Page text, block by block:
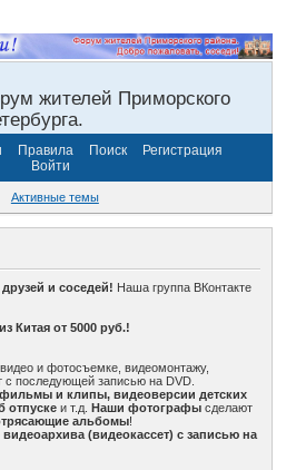
жителей Приморского
Правила Поиск
Регистрация
Войти
Активные темы
и соседей! Наша группа ВКонтакте
Китая от 5000 руб.!
и фотосъемке, видеомонтажу,
с последующей записью на DVD.
и клипы, видеоверсии детских
отпуске и т.д. Наши фотографы сделают
альбомы!
(видеокассет) с записью на